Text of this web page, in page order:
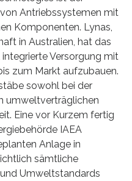
Antriebssystemen mit
Komponenten. Lynas,
in Australien, hat das
Versorgung mit
zum Markt aufzubauen.
sowohl bei der
umweltverträglichen
Eine vor Kurzem fertig
IAEA
Anlage in
sämtliche
Umweltstandards